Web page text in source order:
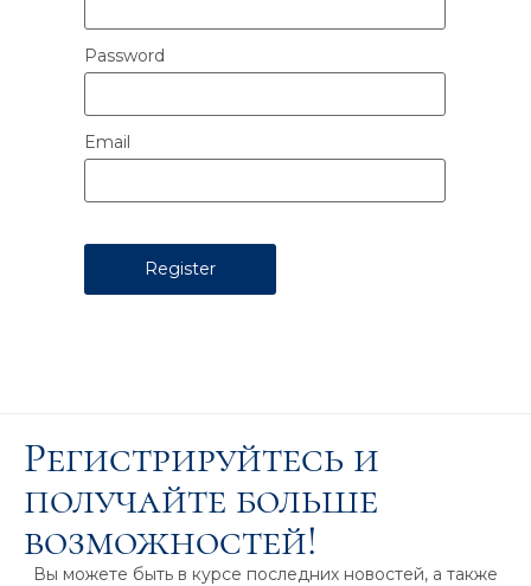
Password
Email
Регистрируйтесь и
получайте больше
возможностей!
Вы можете быть в курсе последних новостей, а также